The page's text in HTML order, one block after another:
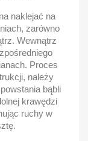
naklejać na
zarówno
Wewnątrz
Proces
należy
bąbli
krawędzi
ruchy w